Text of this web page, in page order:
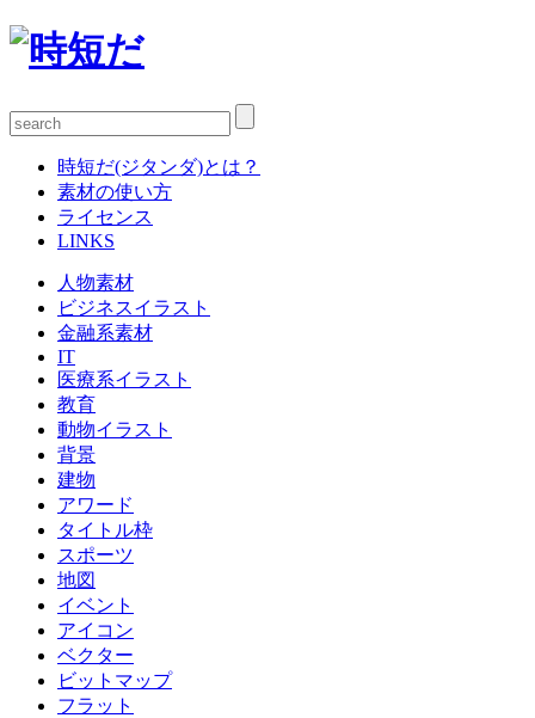
時短だ(ジタンダ)とは？
素材の使い方
ライセンス
LINKS
人物素材
ビジネスイラスト
金融系素材
IT
医療系イラスト
教育
動物イラスト
背景
建物
アワード
タイトル枠
スポーツ
地図
イベント
アイコン
ベクター
ビットマップ
フラット